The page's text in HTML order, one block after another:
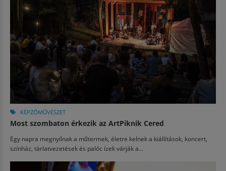
KÉPZŐMŰVÉSZET
Most szombaton érkezik az ArtPiknik Cered
Egy napra megnyílnak a műtermek, életre kelnek a kiállítások, koncert,
színház, tárlatvezetések és palóc ízek várják a...